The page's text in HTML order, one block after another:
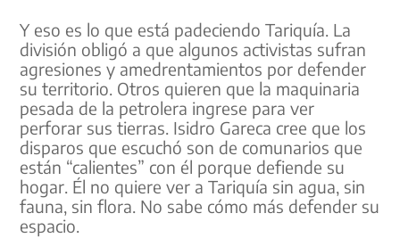
Y eso es lo que está padeciendo Tariquía. La
división obligó a que algunos activistas sufran
agresiones y amedrentamientos por defender
su territorio. Otros quieren que la maquinaria
pesada de la petrolera ingrese para ver
perforar sus tierras. Isidro Gareca cree que los
disparos que escuchó son de comunarios que
están “calientes” con él porque defiende su
hogar. Él no quiere ver a Tariquía sin agua, sin
fauna, sin flora. No sabe cómo más defender su
espacio.